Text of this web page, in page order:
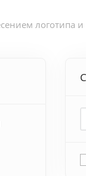
логотипа